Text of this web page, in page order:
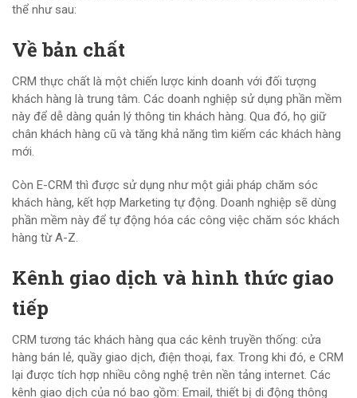
thể như sau:
Về bản chất
CRM thực chất là một chiến lược kinh doanh với đối tượng
khách hàng là trung tâm. Các doanh nghiệp sử dụng phần mềm
này để dễ dàng quản lý thông tin khách hàng. Qua đó, họ giữ
chân khách hàng cũ và tăng khả năng tìm kiếm các khách hàng
mới.
Còn E-CRM thì được sử dụng như một giải pháp chăm sóc
khách hàng, kết hợp Marketing tự động. Doanh nghiệp sẽ dùng
phần mềm này để tự động hóa các công việc chăm sóc khách
hàng từ A-Z.
Kênh giao dịch và hình thức giao
tiếp
CRM tương tác khách hàng qua các kênh truyền thống: cửa
hàng bán lẻ, quầy giao dịch, điện thoại, fax. Trong khi đó, e CRM
lại được tích hợp nhiều công nghệ trên nền tảng internet. Các
kênh giao dịch của nó bao gồm: Email, thiết bị di động thông